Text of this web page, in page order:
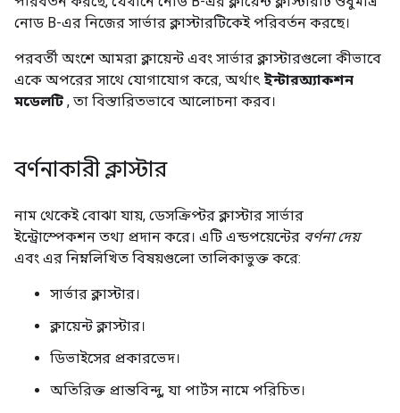
নোড B-এর নিজের সার্ভার ক্লাস্টারটিকেই পরিবর্তন করছে।
পরবর্তী অংশে আমরা ক্লায়েন্ট এবং সার্ভার ক্লাস্টারগুলো কীভাবে
একে অপরের সাথে যোগাযোগ করে, অর্থাৎ ইন্টারঅ্যাকশন
মডেলটি , তা বিস্তারিতভাবে আলোচনা করব।
বর্ণনাকারী ক্লাস্টার
নাম থেকেই বোঝা যায়, ডেসক্রিপ্টর ক্লাস্টার সার্ভার
ইন্ট্রোস্পেকশন তথ্য প্রদান করে। এটি এন্ডপয়েন্টের বর্ণনা দেয়
এবং এর নিম্নলিখিত বিষয়গুলো তালিকাভুক্ত করে:
সার্ভার ক্লাস্টার।
ক্লায়েন্ট ক্লাস্টার।
ডিভাইসের প্রকারভেদ।
অতিরিক্ত প্রান্তবিন্দু, যা পার্টস নামে পরিচিত।